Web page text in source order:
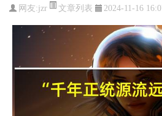
网友:jzr 文章列表 2024-11-16